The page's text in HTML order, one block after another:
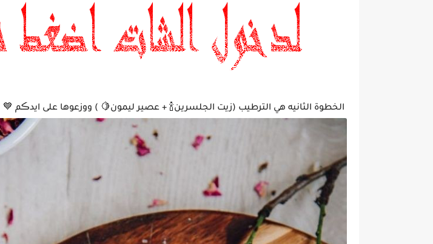
الخطوة الثانيه هي الترطيب (زيت الجلسرين🍾 + عصير ليمون🍋 ) ووزعوها على ايدڪم 💙